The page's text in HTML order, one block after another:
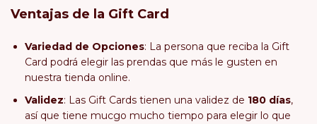
Ventajas de la Gift Card
Variedad de Opciones: La persona que reciba la Gift
Card podrá elegir las prendas que más le gusten en
nuestra tienda online.
Validez: Las Gift Cards tienen una validez de 180 días,
así que tiene mucgo mucho tiempo para elegir lo que